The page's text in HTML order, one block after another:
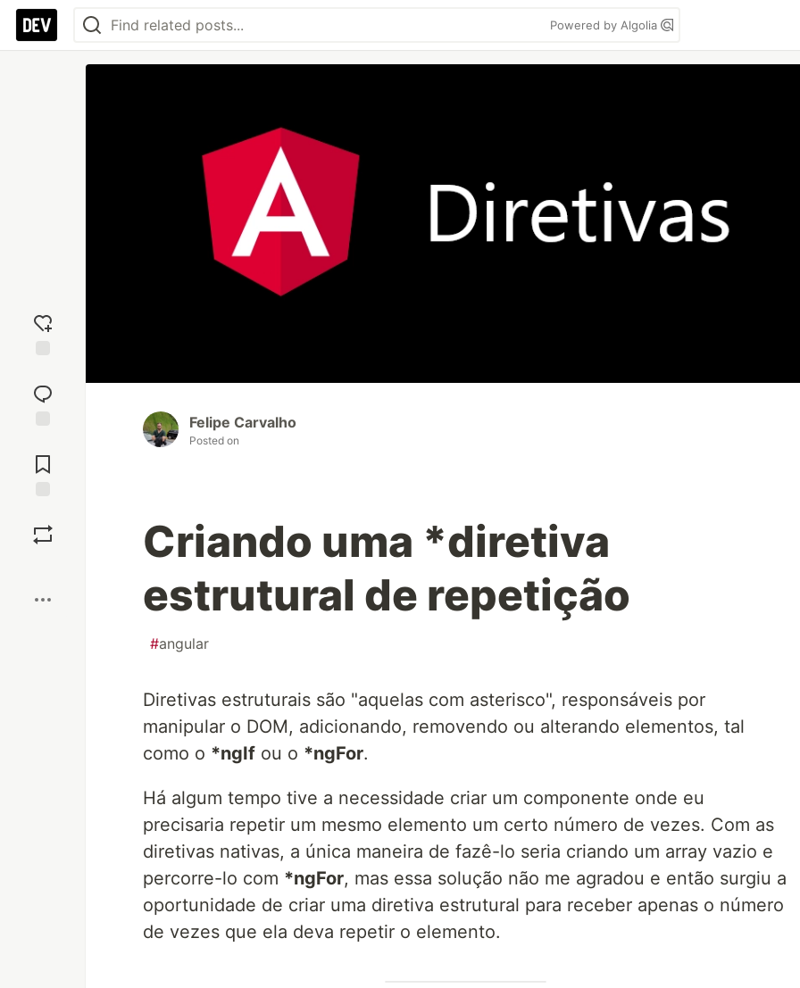
Powered by Algolia
reaction
Comments
Felipe Carvalho
Posted on
Criando uma *diretiva
estrutural de repetição
#angular
Diretivas estruturais são "aquelas com asterisco", responsáveis por
manipular o DOM, adicionando, removendo ou alterando elementos, tal
como o *ngIf ou o *ngFor.
Há algum tempo tive a necessidade criar um componente onde eu
precisaria repetir um mesmo elemento um certo número de vezes. Com as
diretivas nativas, a única maneira de fazê-lo seria criando um array vazio e
percorre-lo com *ngFor, mas essa solução não me agradou e então surgiu a
oportunidade de criar uma diretiva estrutural para receber apenas o número
de vezes que ela deva repetir o elemento.